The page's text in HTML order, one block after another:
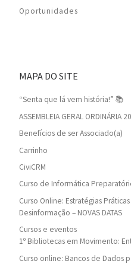
Oportunidades
MAPA DO SITE
“Senta que lá vem história!” 📚
ASSEMBLEIA GERAL ORDINÁRIA
Benefícios de ser Associado(a)
Carrinho
CiviCRM
Curso de Informática
Curso Online: Estratégias
Desinformação – NOVAS DATAS
Cursos e eventos
1º Bibliotecas em Movimento:
Curso online: Bancos de Dados